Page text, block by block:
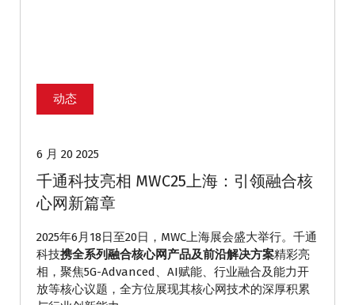
动态
6 月 20 2025
千通科技亮相 MWC25上海：引领融合核
心网新篇章
2025年6月18日至20日，MWC上海展会盛大举行。千通
科技携全系列融合核心网产品及前沿解决方案精彩亮
相，聚焦5G-Advanced、AI赋能、行业融合及能力开
放等核心议题，全方位展现其核心网技术的深厚积累